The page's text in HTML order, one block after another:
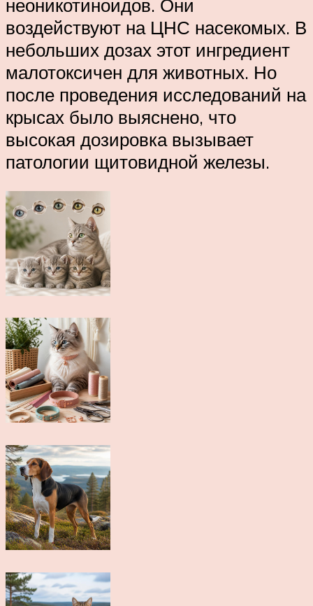
неоникотиноидов. Они
воздействуют на ЦНС насекомых. В
небольших дозах этот ингредиент
малотоксичен для животных. Но
после проведения исследований на
крысах было выяснено, что
высокая дозировка вызывает
патологии щитовидной железы.